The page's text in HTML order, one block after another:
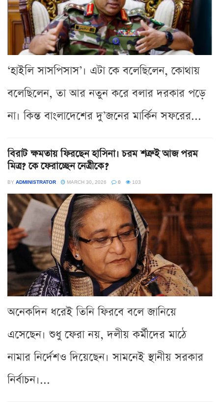
‘হাইলি সাসপিসাস’। এটা কে বলেছিলেন, কোথায়
বলেছিলেন, তা আর নতুন করে বলার দরকার পড়ে
না। কিন্ত বাংলাদেশের দু’জনের মার্কিন সফরের...
বিরাট ক্ষমতায় ফিরছেন হাসিনা। চরম শত্রুই আজ পরম
মিত্র? কে ফেরাচ্ছেন নেত্রীকে?
BY ADMINISTRATOR MARCH 30, 2026 0 103
অনেকদিন ধরেই তিনি ফিরবে বলে জানিয়ে
এসেছেন। শুধু ফেরা নয়, দলীয় কর্মীদের মাঠে
নামার নির্দেশও দিয়েছেন। সামনেই স্থানীয় সরকার
নির্বাচন।...